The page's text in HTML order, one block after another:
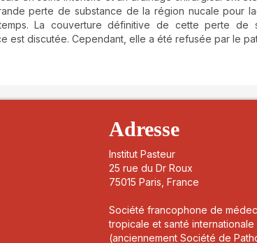
perte de substance de la région nucale pour
La couverture définitive de cette perte de
est discutée. Cependant, elle a été refusée par le
Adresse
Institut Pasteur
25 rue du Dr Roux
75015 Paris, France
Société francophone de
tropicale et santé internationale
(anciennement Société de